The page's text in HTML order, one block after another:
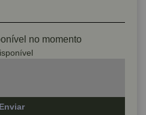
no momento
Enviar